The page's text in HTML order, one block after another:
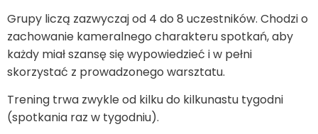
Grupy liczą zazwyczaj od 4 do 8 uczestników. Chodzi o
zachowanie kameralnego charakteru spotkań, aby
każdy miał szansę się wypowiedzieć i w pełni
skorzystać z prowadzonego warsztatu.
Trening trwa zwykle od kilku do kilkunastu tygodni
(spotkania raz w tygodniu).